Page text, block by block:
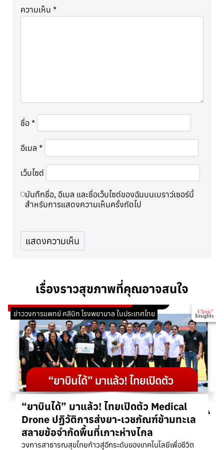
ความเห็น *
ชื่อ *
อีเมล *
เว็บไซต์
บันทึกชื่อ, อีเมล และชื่อเว็บไซต์ของฉันบนเบราว์เซอร์นี้
สำหรับการแสดงความเห็นครั้งถัดไป
เรื่องราวสุขภาพที่คุณอาจสนใจ
ข่าววงการแพทย์ คลินิก โรงพยาบาล ในประเทศไทย
“ยาบินได้” มาแล้ว! ไทยเปิดตัว Medical
Drone ปฏิวัติการส่งยา-เวชภัณฑ์ข้ามทะเล
สลายข้อจำกัดพื้นที่เกาะห่างไกล
วงการสาธารณสุขไทยก้าวสู่อีกระดับของเทคโนโลยีเพื่อชีวิต